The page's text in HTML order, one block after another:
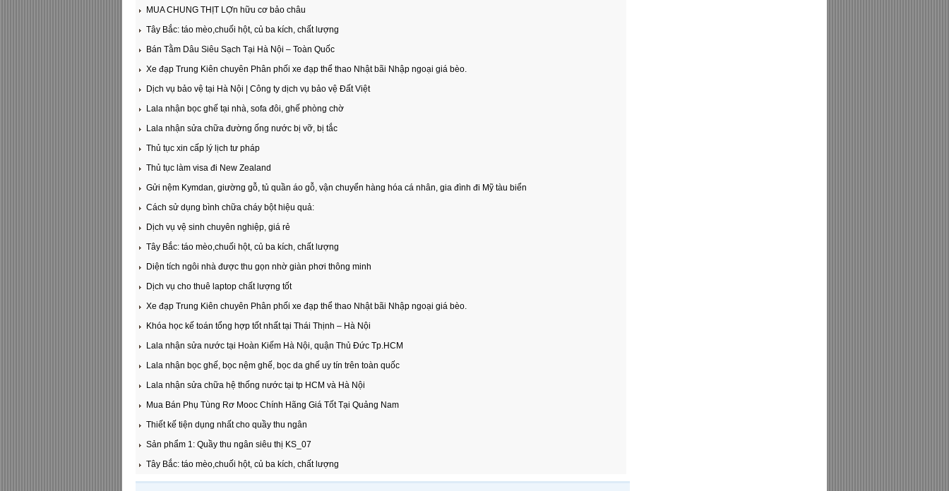
MUA CHUNG THỊT LỢn hữu cơ bảo châu
Tây Bắc: táo mèo,chuối hột, củ ba kích, chất lượng
Bán Tằm Dâu Siêu Sạch Tại Hà Nội – Toàn Quốc
Xe đạp Trung Kiên chuyên Phân phối xe đạp thể thao Nhật bãi Nhập ngoại giá bèo.
Dịch vụ bảo vệ tại Hà Nội | Công ty dịch vụ bảo vệ Đất Việt
Lala nhận bọc ghế tại nhà, sofa đôi, ghế phòng chờ
Lala nhận sửa chữa đường ống nước bị vỡ, bị tắc
Thủ tục xin cấp lý lịch tư pháp
Thủ tục làm visa đi New Zealand
Gửi nệm Kymdan, giường gỗ, tủ quần áo gỗ, vận chuyển hàng hóa cá nhân, gia đình đi Mỹ tàu biển
Cách sử dụng bình chữa cháy bột hiệu quả:
Dịch vụ vệ sinh chuyên nghiệp, giá rẻ
Tây Bắc: táo mèo,chuối hột, củ ba kích, chất lượng
Diện tích ngôi nhà được thu gọn nhờ giàn phơi thông minh
Dịch vụ cho thuê laptop chất lượng tốt
Xe đạp Trung Kiên chuyên Phân phối xe đạp thể thao Nhật bãi Nhập ngoại giá bèo.
Khóa học kế toán tổng hợp tốt nhất tại Thái Thịnh – Hà Nội
Lala nhận sửa nước tại Hoàn Kiếm Hà Nội, quận Thủ Đức Tp.HCM
Lala nhận bọc ghế, bọc nệm ghế, bọc da ghế uy tín trên toàn quốc
Lala nhận sửa chữa hệ thống nước tại tp HCM và Hà Nội
Mua Bán Phụ Tùng Rơ Mooc Chính Hãng Giá Tốt Tại Quảng Nam
Thiết kế tiện dụng nhất cho quầy thu ngân
Sản phẩm 1: Quầy thu ngân siêu thị KS_07
Tây Bắc: táo mèo,chuối hột, củ ba kích, chất lượng